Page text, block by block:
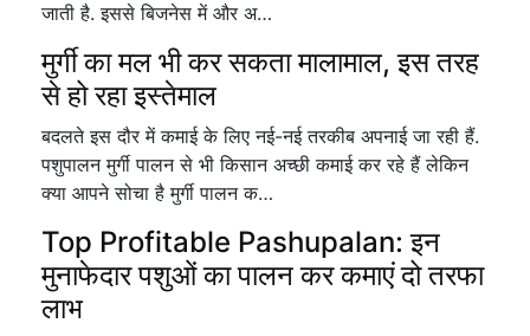
जाती है. इससे बिजनेस में और अ…
मुर्गी का मल भी कर सकता मालामाल, इस तरह
से हो रहा इस्तेमाल
बदलते इस दौर में कमाई के लिए नई-नई तरकीब अपनाई जा रही हैं.
पशुपालन मुर्गी पालन से भी किसान अच्छी कमाई कर रहे हैं लेकिन
क्या आपने सोचा है मुर्गी पालन क…
Top Profitable Pashupalan: इन
मुनाफेदार पशुओं का पालन कर कमाएं दो तरफा
लाभ